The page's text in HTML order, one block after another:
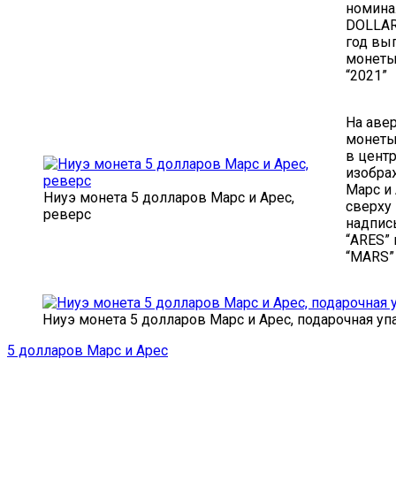
год
“2021”
Ниуэ монета 5 долларов Марс и Арес,
реверс
На
в
Марс и
сверху
“ARES”
“MARS”
Ниуэ монета 5 долларов Марс и Арес, подарочная
5 долларов Марс и Арес